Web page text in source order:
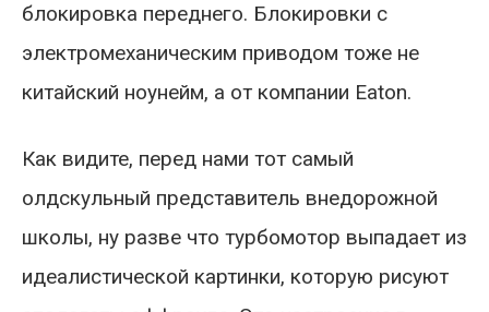
блокировка переднего. Блокировки с
электромеханическим приводом тоже не
китайский ноунейм, а от компании Eaton.
Как видите, перед нами тот самый
олдскульный представитель внедорожной
школы, ну разве что турбомотор выпадает из
идеалистической картинки, которую рисуют